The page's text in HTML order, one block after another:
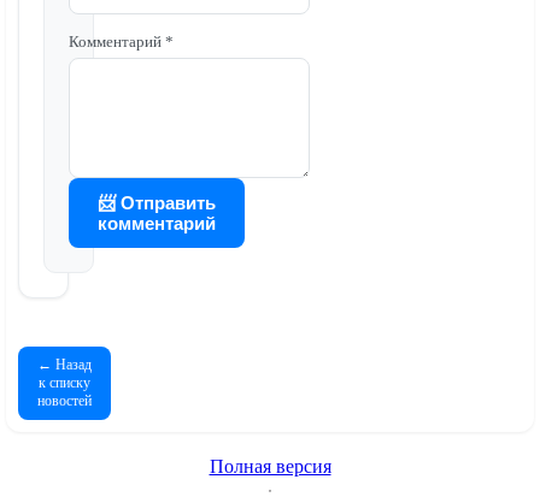
Комментарий *
📨 Отправить
комментарий
← Назад
к списку
новостей
Полная версия